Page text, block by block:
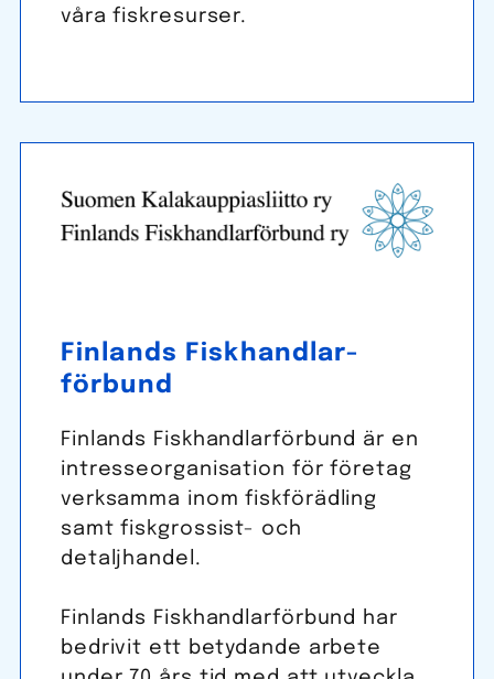
våra fiskresurser.
Finlands Fisk­handlar­
förbund
Finlands Fisk­handlar­förbund är en
intresseorganisation för företag
verksamma inom fiskförädling
samt fiskgrossist- och
detaljhandel.
Finlands Fisk­handlar­förbund har
bedrivit ett betydande arbete